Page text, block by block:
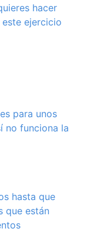
hacer
ejercicio
para unos
no funciona la
hasta que
que están